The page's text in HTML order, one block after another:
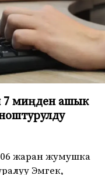
миңден ашык
жаран жумушка
Эмгек,